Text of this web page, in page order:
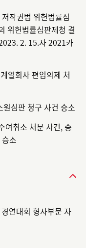
작권법 위헌법률심
위헌법률심판제청 결
2. 15.자 2021카
열회사 편입의제 처
심판 청구 사건 승소
여취소 처분 사건, 증
소
연대회 형사부문 자